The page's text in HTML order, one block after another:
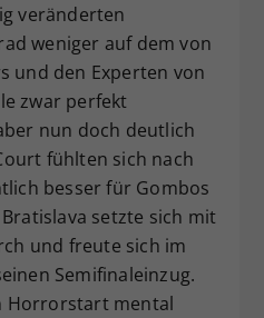
veränderten
weniger auf dem von
und den Experten von
zwar perfekt
nun doch deutlich
fühlten sich nach
besser für Gombos
setzte sich mit
und freute sich im
Semifinaleinzug.
Horrorstart mental